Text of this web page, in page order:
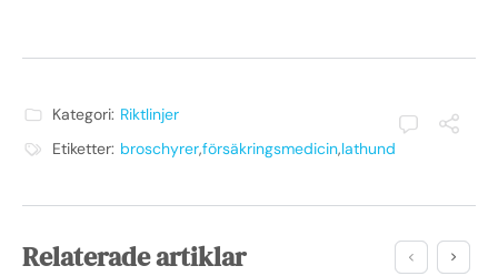
Kategori: Riktlinjer
Etiketter: broschyrer,försäkringsmedicin,lathund
Relaterade artiklar